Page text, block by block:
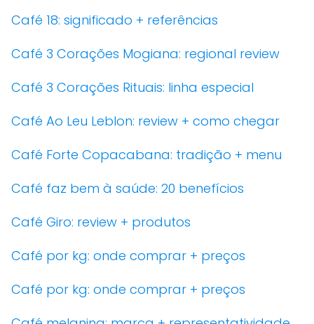
Café 18: significado + referências
Café 3 Corações Mogiana: regional review
Café 3 Corações Rituais: linha especial
Café Ao Leu Leblon: review + como chegar
Café Forte Copacabana: tradição + menu
Café faz bem à saúde: 20 benefícios
Café Giro: review + produtos
Café por kg: onde comprar + preços
Café por kg: onde comprar + preços